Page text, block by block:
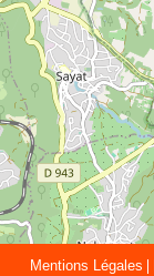
Mentions Légales |